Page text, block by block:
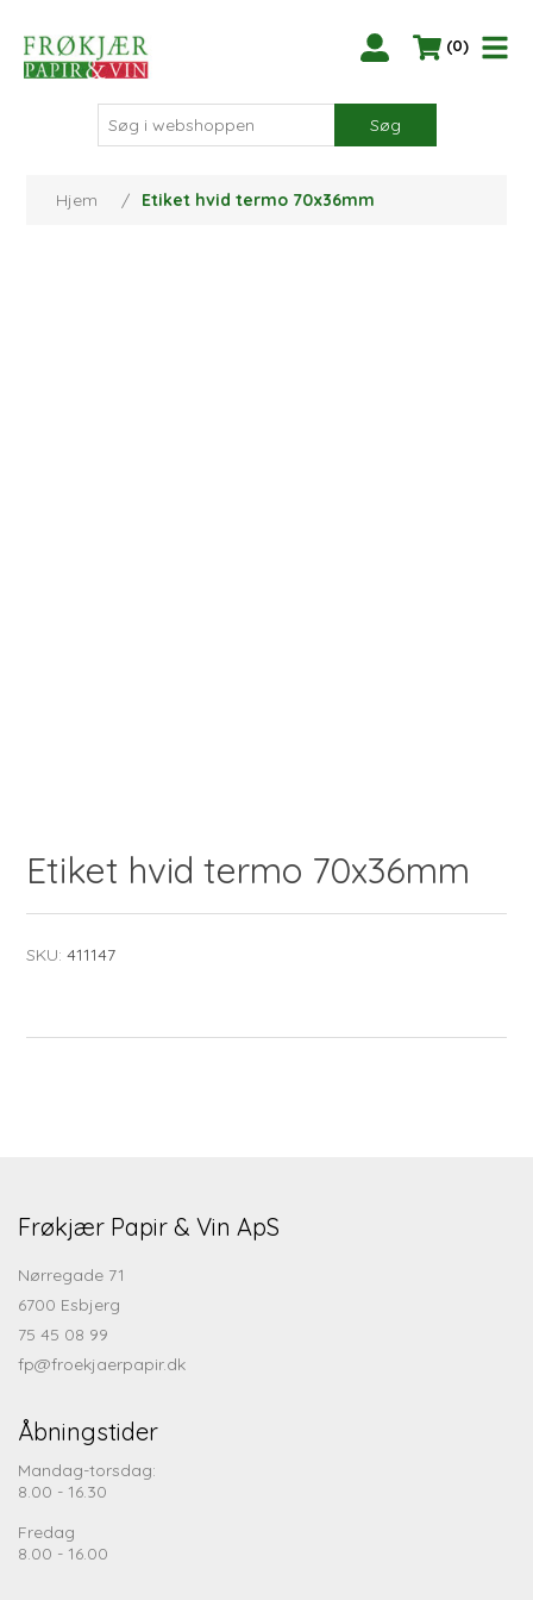
(0)
Søg
Hjem / Etiket hvid termo 70x36mm
Etiket hvid termo 70x36mm
SKU: 411147
Frøkjær Papir & Vin ApS
Nørregade 71
6700 Esbjerg
75 45 08 99
fp@froekjaerpapir.dk
Åbningstider
Mandag-torsdag:
8.00 - 16.30
Fredag
8.00 - 16.00